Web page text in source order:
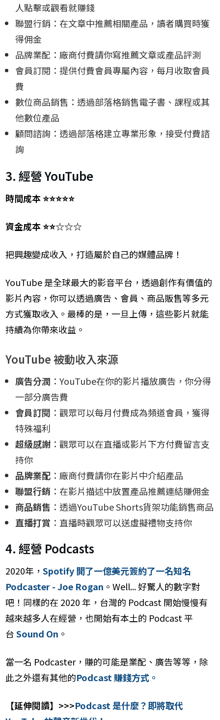
人點擊或觀看就賺錢
聯盟行銷：在文章中推薦相關產品，讀者購買時獲
得佣金
品牌業配：廠商付費請你寫推薦文章或產品評測
會員訂閱：提供付費會員專屬內容，每月收取會員
費
數位商品銷售：透過部落格銷售電子書、課程或其
他數位產品
顧問諮詢：透過部落格建立專業形象，接受付費諮
詢
3. 經營 YouTube
時間成本 ⭐⭐⭐⭐⭐
資金成本 ⭐⭐☆☆☆
把興趣變成收入，打造屬於自己的媒體品牌！
YouTube 是全球最大的影音平台，透過創作有價值的
影片內容，你可以透過廣告、會員、商品販售等多元
方式獲取收入。最棒的是，一旦上傳，這些影片就能
持續為你帶來收益。
YouTube 被動收入來源
廣告分潤 ：YouTube在你的影片播放廣告，你分得
一部分廣告費
會員訂閱 ：觀眾可以每月付費成為頻道會員，獲得
特殊福利
超級感謝 ：觀眾可以在直播或影片下方付費留言支
持你
品牌業配 ：廠商付費請你在影片中介紹產品
聯盟行銷 ：在影片描述中放置產品推薦連結賺佣金
商品銷售 ：透過YouTube Shorts貨架功能銷售商品
直播打賞 ：直播時觀眾可以送虛擬禮物支持你
4. 經營 Podcasts
2020年， Spotify 開了一億美元簽約了一名知名
Podcaster - Joe Rogan 。Well... 好驚人的數字對
吧！同樣的在 2020 年，台灣的 Podcast 開始慢慢有
越來越多人在經營，也開始有本土的 Podcast 平
台Sound On 。
當一名 Podcaster，賺的可能是業配、廣告等等，除
此之外還有其他的Podcast 賺錢方式。
【延伸閱讀】>>>Podcast 是什麼？即將取代